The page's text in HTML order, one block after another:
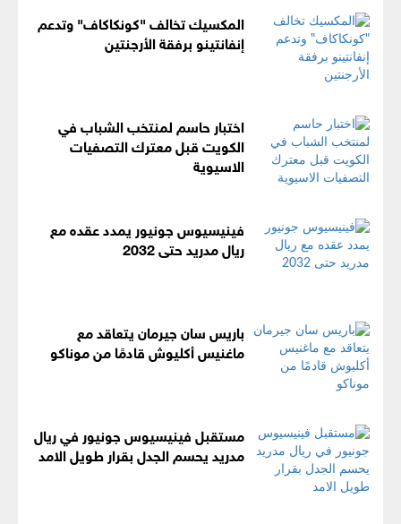
المكسيك تخالف "كونكاكاف" وتدعم
إنفانتينو برفقة الأرجنتين
اختبار حاسم لمنتخب الشباب في
الكويت قبل معترك التصفيات
الاسيوية
فينيسيوس جونيور يمدد عقده مع
ريال مدريد حتى 2032
باريس سان جيرمان يتعاقد مع
ماغنيس أكليوش قادمًا من موناكو
مستقبل فينيسيوس جونيور في ريال
مدريد يحسم الجدل بقرار طويل الامد